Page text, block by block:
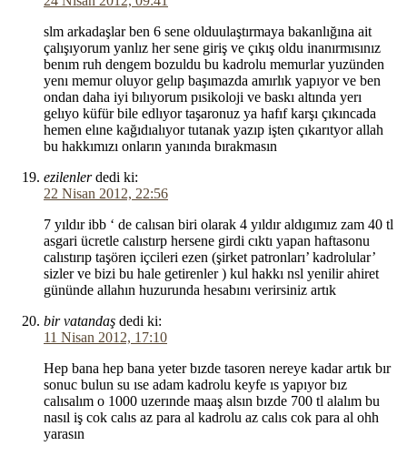
slm arkadaşlar ben 6 sene olduulaştırmaya bakanlığına ait
çalışıyorum yanlız her sene giriş ve çıkış oldu inanırmısınız
benım ruh dengem bozuldu bu kadrolu memurlar yuzünden
yenı memur oluyor gelıp başımazda amırlık yapıyor ve ben
ondan daha iyi bılıyorum pısikoloji ve baskı altında yerı
gelıyo küfür bile edlıyor taşaronuz ya hafıf karşı çıkıncada
hemen elıne kağıdıalıyor tutanak yazıp işten çıkarıtyor allah
bu hakkımızı onların yanında bırakmasın
ezilenler dedi ki:
22 Nisan 2012, 22:56
7 yıldır ibb ‘ de calısan biri olarak 4 yıldır aldıgımız zam 40 tl
asgari ücretle calıstırp hersene girdi cıktı yapan haftasonu
calıstırıp taşören içcileri ezen (şirket patronları’ kadrolular’
sizler ve bizi bu hale getirenler ) kul hakkı nsl yenilir ahiret
gününde allahın huzurunda hesabını verirsiniz artık
bir vatandaş dedi ki:
11 Nisan 2012, 17:10
Hep bana hep bana yeter bızde tasoren nereye kadar artık bır
sonuc bulun su ıse adam kadrolu keyfe ıs yapıyor bız
calısalım o 1000 uzerınde maaş alsın bızde 700 tl alalım bu
nasıl iş cok calıs az para al kadrolu az calıs cok para al ohh
yarasın